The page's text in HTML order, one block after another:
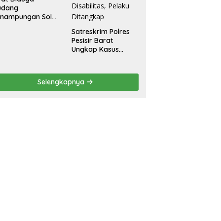
Solar
Satreskrim Polres
Pesisir Barat
Ungkap Kasus
Penyandang
Disabilitas, Pelaku
Ditangkap
Selengkapnya